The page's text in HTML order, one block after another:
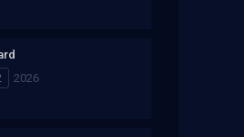
2026